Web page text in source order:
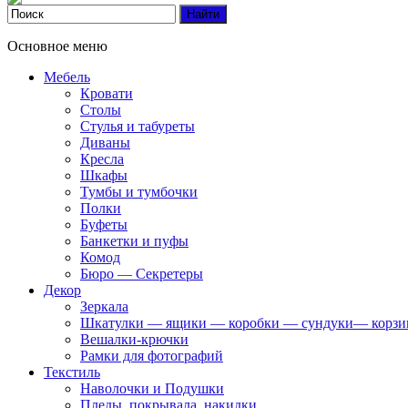
Основное меню
Мебель
Кровати
Столы
Стулья и табуреты
Диваны
Кресла
Шкафы
Тумбы и тумбочки
Полки
Буфеты
Банкетки и пуфы
Комод
Бюро — Секретеры
Декор
Зеркала
Шкатулки — ящики — коробки — сундуки—
Вешалки-крючки
Рамки для фотографий
Текстиль
Наволочки и Подушки
Пледы, покрывала, накидки